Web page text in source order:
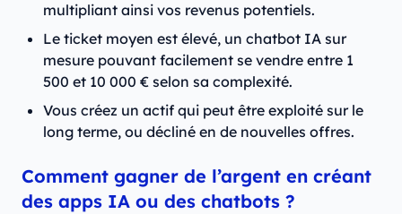
multipliant ainsi vos revenus potentiels.
Le ticket moyen est élevé, un chatbot IA sur
mesure pouvant facilement se vendre entre 1
500 et 10 000 € selon sa complexité.
Vous créez un actif qui peut être exploité sur le
long terme, ou décliné en de nouvelles offres.
Comment gagner de l’argent en créant
des apps IA ou des chatbots ?